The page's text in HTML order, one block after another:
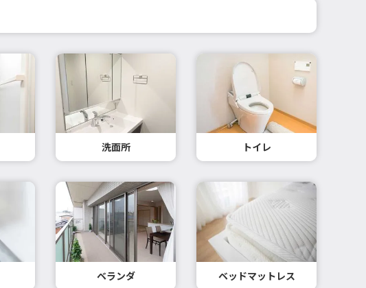
洗面所 トイレ
ベランダ ベッドマットレス